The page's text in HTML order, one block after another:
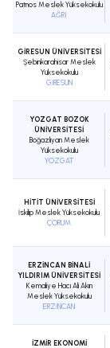
Patnos Meslek Yüksekokulu
AĞRI
GİRESUN ÜNİVERSİTESİ
Şebinkarahisar Meslek
Yüksekokulu
GİRESUN
YOZGAT BOZOK
ÜNİVERSİTESİ
Boğazlıyan Meslek
Yüksekokulu
YOZGAT
HİTİT ÜNİVERSİTESİ
İskilip Meslek Yüksekokulu
ÇORUM
ERZİNCAN BİNALİ
YILDIRIM ÜNİVERSİTESİ
Kemaliye Hacı Ali Akın
Meslek Yüksekokulu
ERZİNCAN
İZMİR EKONOMİ